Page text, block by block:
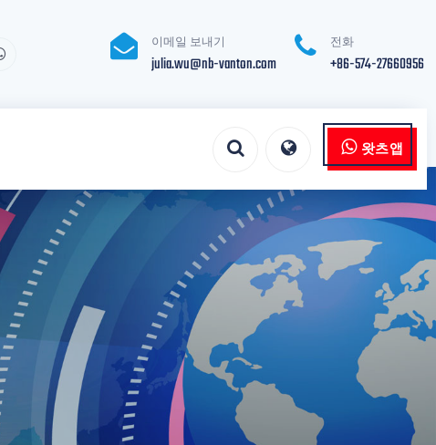
이메일 보내기
julia.wu@nb-vanton.com
전화
+86-574-27660956
왓츠앱